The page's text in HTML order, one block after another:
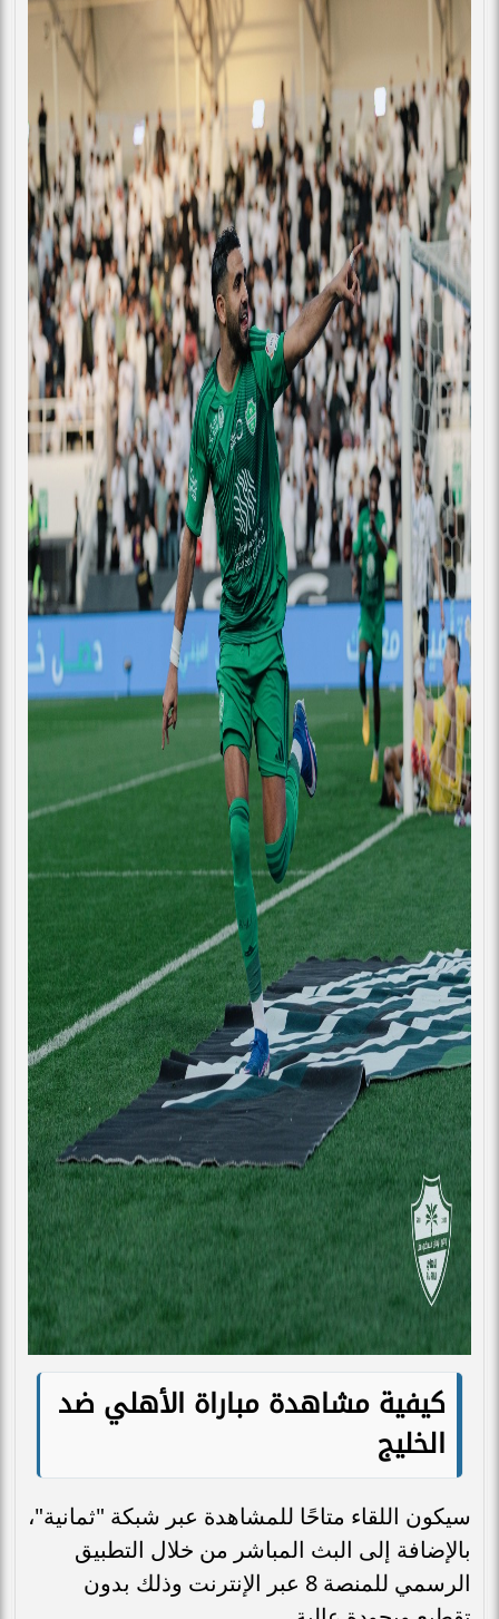
كيفية مشاهدة مباراة الأهلي ضد
الخليج
سيكون اللقاء متاحًا للمشاهدة عبر شبكة "ثمانية"،
بالإضافة إلى البث المباشر من خلال التطبيق
الرسمي للمنصة 8 عبر الإنترنت وذلك بدون